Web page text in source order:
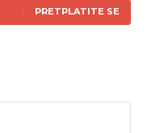
PRETPLATITE SE